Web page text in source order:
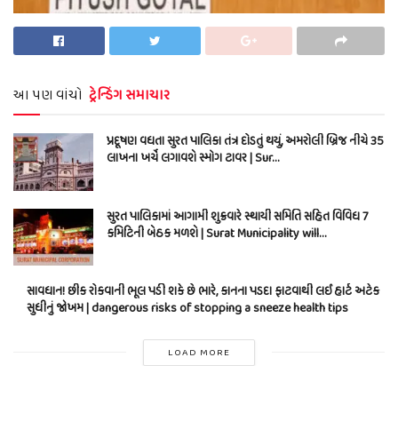
આ પણ વાંચો ટ્રેન્ડિંગ સમાચાર
પ્રદૂષણ વધતા સુરત પાલિકા તંત્ર દોડતું થયું, અમરોલી બ્રિજ નીચે 35
લાખના ખર્ચે લગાવશે સ્મોગ ટાવર | Sur…
સુરત પાલિકામાં આગામી શુક્રવારે સ્થાયી સમિતિ સહિત વિવિધ 7
કમિટિની બેઠક મળશે | Surat Municipality will…
સાવધાન! છીંક રોકવાની ભૂલ પડી શકે છે ભારે, કાનના પડદા ફાટવાથી લઈ હાર્ટ અટેક
સુધીનું જોખમ | dangerous risks of stopping a sneeze health tips
LOAD MORE